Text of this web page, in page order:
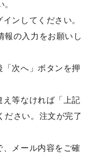
ンしてください。
報の入力をお願いし
次へ」ボタンを押
え等なければ「上記
ださい。注文が完了
、メール内容をご確